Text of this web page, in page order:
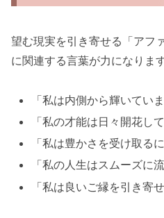
望む現実を引き寄せる「アフ
に関連する言葉が力になります
「私は内側から輝いていま
「私の才能は日々開花し
「私は豊かさを受け取る
「私の人生はスムーズに
「私は良いご縁を引き寄